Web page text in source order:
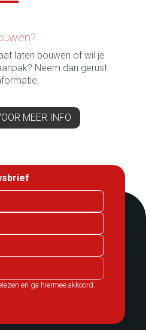
laten bouwen of wil je
Neem dan gerust
MEER INFO
en ga hiermee akkoord.